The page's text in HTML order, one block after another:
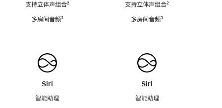
支持立体声组合脚
²
多房间音频脚
³
Siri
智能助理
支持立体声组合脚
²
多房间音频脚
³
Siri
智能助理